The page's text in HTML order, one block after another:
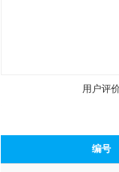
用户评
编号